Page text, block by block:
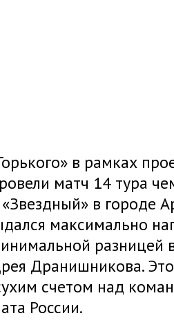
в рамках
матч 14 тура
в городе
максимально
разницей
Дранишникова.
счетом над
России.